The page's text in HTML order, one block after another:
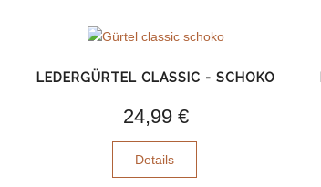
LEDERGÜRTEL CLASSIC - SCHOKO
24,99 €
Details